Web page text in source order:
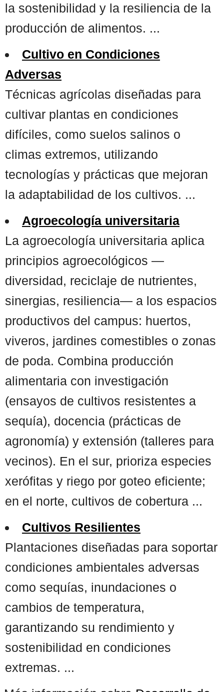
la sostenibilidad y la resiliencia de la
producción de alimentos. ...
Cultivo en Condiciones
Adversas
Técnicas agrícolas diseñadas para
cultivar plantas en condiciones
difíciles, como suelos salinos o
climas extremos, utilizando
tecnologías y prácticas que mejoran
la adaptabilidad de los cultivos. ...
Agroecología universitaria
La agroecología universitaria aplica
principios agroecológicos —
diversidad, reciclaje de nutrientes,
sinergias, resiliencia— a los espacios
productivos del campus: huertos,
viveros, jardines comestibles o zonas
de poda. Combina producción
alimentaria con investigación
(ensayos de cultivos resistentes a
sequía), docencia (prácticas de
agronomía) y extensión (talleres para
vecinos). En el sur, prioriza especies
xerófitas y riego por goteo eficiente;
en el norte, cultivos de cobertura ...
Cultivos Resilientes
Plantaciones diseñadas para soportar
condiciones ambientales adversas
como sequías, inundaciones o
cambios de temperatura,
garantizando su rendimiento y
sostenibilidad en condiciones
extremas. ...